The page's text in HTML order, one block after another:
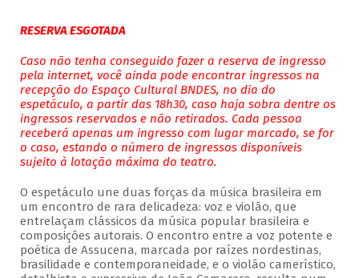
RESERVA ESGOTADA
Caso não tenha conseguido fazer a reserva de ingresso
pela internet, você ainda pode encontrar ingressos na
recepção do Espaço Cultural BNDES, no dia do
espetáculo, a partir das 18h30, caso haja sobra dentre os
ingressos reservados e não retirados. Cada pessoa
receberá apenas um ingresso com lugar marcado, se for
o caso, estando o número de ingressos disponíveis
sujeito à lotação máxima do teatro.
O espetáculo une duas forças da música brasileira em
um encontro de rara delicadeza: voz e violão, que
entrelaçam clássicos da música popular brasileira e
composições autorais. O encontro entre a voz potente e
poética de Assucena, marcada por raízes nordestinas,
brasilidade e contemporaneidade, e o violão camerístico,